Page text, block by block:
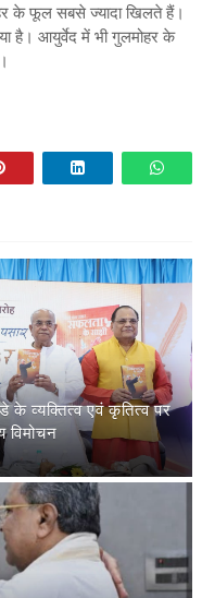
के फूल सबसे ज्यादा खिलते हैं।
है। आयुर्वेद में भी गुलमोहर के
के व्यक्तित्व एवं कृतित्व पर
विमोचन